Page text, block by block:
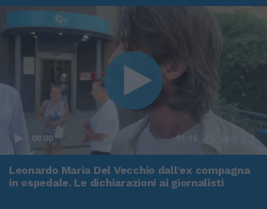
00:00 01:16
Leonardo Maria Del Vecchio dall'ex compagna
in ospedale. Le dichiarazioni ai giornalisti